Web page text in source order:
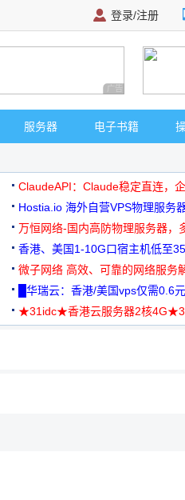
登录/注册
广告 商业广告，理性
服务器 电子书籍
ClaudeAPI：Claude稳定直连，
Hostia.io 海外自营VPS物理服务
万恒网络-国内高防物理服务器，
99元/月起
香港、美国1-10G口宿主机低至
微子网络 高效、可靠的网络服务
█华瑞云：香港/美国vps仅需0.6元
★31idc★香港云服务器2核